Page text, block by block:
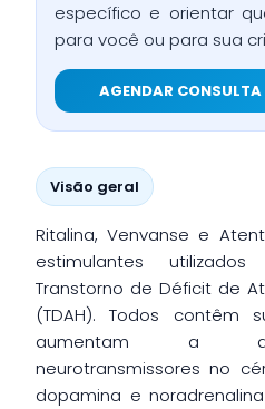
específico e orientar
para você ou para sua
AGENDAR
Visão geral
Ritalina, Venvanse e
estimulantes
Transtorno de Déficit de
(TDAH). Todos contêm
aumentam a
neurotransmissores no
dopamina e